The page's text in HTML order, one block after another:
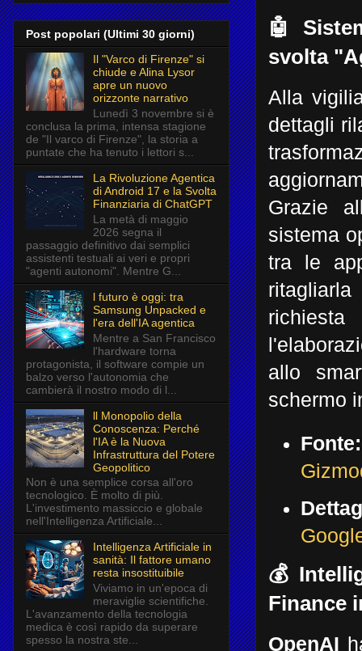
🤖
svolta
Alla
dettagli
Grazie
sistema
tra le
allo
schermo
Fonte:
💰
Finance
OpenAI
Post popolari (Ultimi 30 giorni)
Il "Varco di Firenze" si
chiude e Alina Lysor
apre un nuovo
orizzonte narrativo
Lunedì 3 novembre si è
conclusa la prima, intensa stagione
de "Il varco di Firenze", la storia a
puntate che ha tenuto i lettori s...
La Rivoluzione Agentica
di Android 17 e la Svolta
Finanziaria di ChatGPT
La metà di maggio
2026 segna il
passaggio definitivo dai semplici
assistenti testuali ai veri e propri
"agenti autonomi". Mentre G...
l futuro è oggi: tra
Samsung Unpacked e
l'era dell'IA agentica
Mentre a San Francisco
l'hardware torna
protagonista, il software compie un
balzo verso l'autonomia che
cambierà il nostro modo di l...
ll Monopolio della
Conoscenza: Perché
l'IA è la Nuova
Infrastruttura del Potere
Geopolitico
Non è una semplice corsa all'oro
tecnologico. È molto di più.
L'investimento massiccio e globale
nell'Intelligenza Artificiale...
Intelligenza Artificiale in
sanità: Il fattore umano
resta insostituibile
Viviamo in un'epoca di
meraviglie scientifiche.
L'avanzamento della tecnologia
medica è così rapido da superare
spesso la nostra ste...